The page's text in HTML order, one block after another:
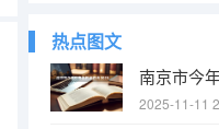
热点图文
2025-11-11